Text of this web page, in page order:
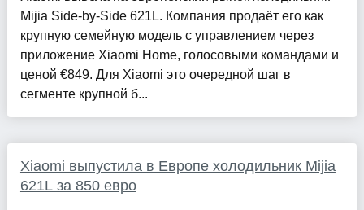
Mijia Side-by-Side 621L. Компания продаёт его как
крупную семейную модель с управлением через
приложение Xiaomi Home, голосовыми командами и
ценой €849. Для Xiaomi это очередной шаг в
сегменте крупной б...
Xiaomi выпустила в Европе холодильник Mijia
621L за 850 евро